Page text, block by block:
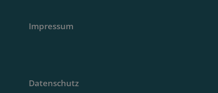
Impressum
Datenschutz